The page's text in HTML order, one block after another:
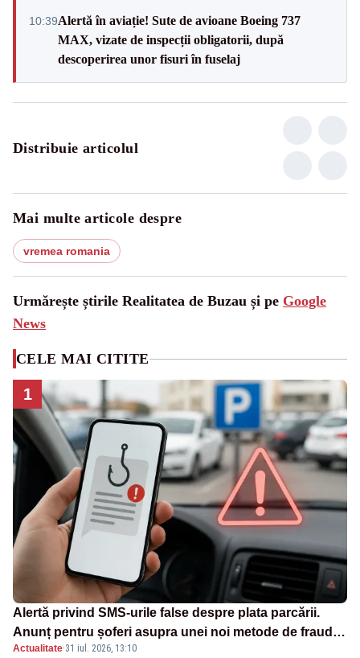
10:39Alertă în aviație! Sute de avioane Boeing 737
MAX, vizate de inspecții obligatorii, după
descoperirea unor fisuri în fuselaj
Distribuie articolul
Mai multe articole despre
vremea romania
Urmărește știrile Realitatea de Buzau și pe Google
News
CELE MAI CITITE
1
Alertă privind SMS-urile false despre plata parcării.
Anunț pentru șoferi asupra unei noi metode de fraudă
online
Actualitate·31 iul. 2026, 13:10